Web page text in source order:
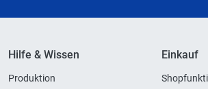
Hilfe & Wissen
Produktion
Einkauf